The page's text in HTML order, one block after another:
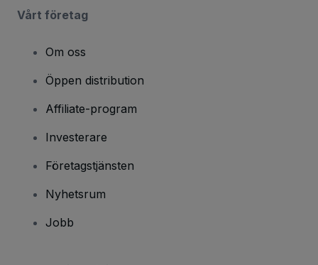
Vårt företag
Om oss
Öppen distribution
Affiliate-program
Investerare
Företagstjänsten
Nyhetsrum
Jobb